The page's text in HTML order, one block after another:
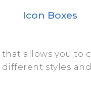
Icon Boxes
allows you
different styles